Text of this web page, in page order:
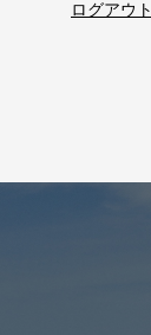
ログアウト